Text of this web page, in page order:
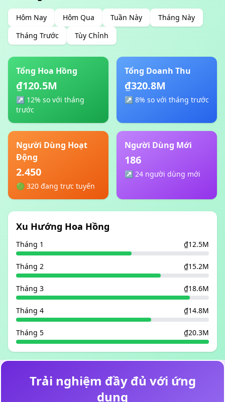
Hôm Nay Hôm Qua Tuần Này
Tháng Này
Tháng Trước
Tùy Chỉnh
Tổng Hoa Hồng
₫120.5M
↗ 12% so với tháng
trước
Tổng Doanh Thu
₫320.8M
↗ 8% so với tháng trước
Người Dùng Hoạt
Động
2.450
🟢 320 đang trực tuyến
Người Dùng Mới
186
↗ 24 người dùng mới
Xu Hướng Hoa Hồng
Tháng 1 ₫12.5M
Tháng 2 ₫15.2M
Tháng 3 ₫18.6M
Tháng 4 ₫14.8M
Tháng 5 ₫20.3M
Trải nghiệm đầy đủ với ứng
dụng